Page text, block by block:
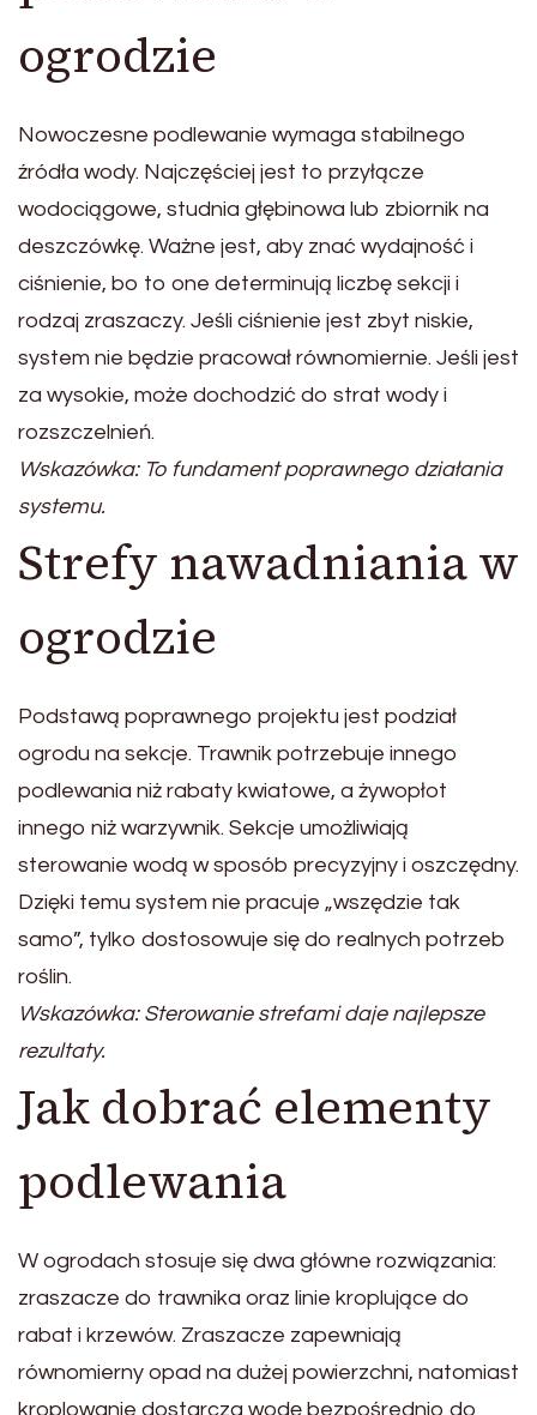
ogrodzie
Nowoczesne podlewanie wymaga stabilnego
źródła wody. Najczęściej jest to przyłącze
wodociągowe, studnia głębinowa lub zbiornik na
deszczówkę. Ważne jest, aby znać wydajność i
ciśnienie, bo to one determinują liczbę sekcji i
rodzaj zraszaczy. Jeśli ciśnienie jest zbyt niskie,
system nie będzie pracował równomiernie. Jeśli jest
za wysokie, może dochodzić do strat wody i
rozszczelnień.
Wskazówka: To fundament poprawnego działania
systemu.
Strefy nawadniania w
ogrodzie
Podstawą poprawnego projektu jest podział
ogrodu na sekcje. Trawnik potrzebuje innego
podlewania niż rabaty kwiatowe, a żywopłot
innego niż warzywnik. Sekcje umożliwiają
sterowanie wodą w sposób precyzyjny i oszczędny.
Dzięki temu system nie pracuje „wszędzie tak
samo”, tylko dostosowuje się do realnych potrzeb
roślin.
Wskazówka: Sterowanie strefami daje najlepsze
rezultaty.
Jak dobrać elementy
podlewania
W ogrodach stosuje się dwa główne rozwiązania:
zraszacze do trawnika oraz linie kroplujące do
rabat i krzewów. Zraszacze zapewniają
równomierny opad na dużej powierzchni, natomiast
kroplowanie dostarcza wodę bezpośrednio do